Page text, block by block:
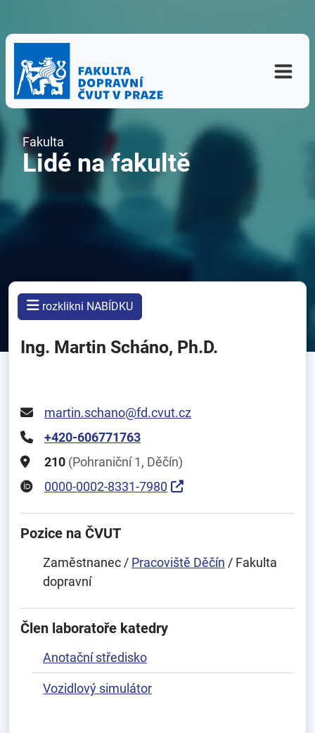
Fakulta
Lidé na fakultě
rozklikni NABÍDKU
Ing. Martin Scháno, Ph.D.
martin.schano@fd.cvut.cz
+420-606771763
210 (Pohraniční 1, Děčín)
0000-0002-8331-7980
Pozice na ČVUT
Zaměstnanec / Pracoviště Děčín / Fakulta
dopravní
Člen laboratoře katedry
Anotační středisko
Vozidlový simulátor